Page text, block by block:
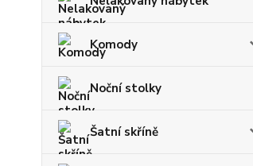
Komody
Noční stolky
Šatní skříně